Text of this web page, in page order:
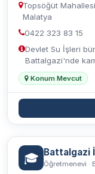
Topsöğüt
Malatya
0422 323 83 15
Devlet Su İşleri
Battalgazi'nde
Konum Mevcut
🎓 Battalgazi
Öğretmenevi ·